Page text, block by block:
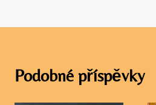
Podobné příspěvky